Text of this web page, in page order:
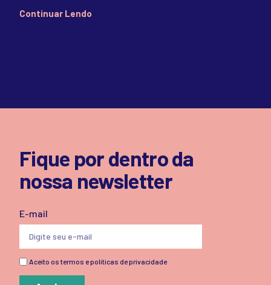
Continuar Lendo
Fique por dentro da
nossa newsletter
E-mail
Aceito os termos e políticas de privacidade